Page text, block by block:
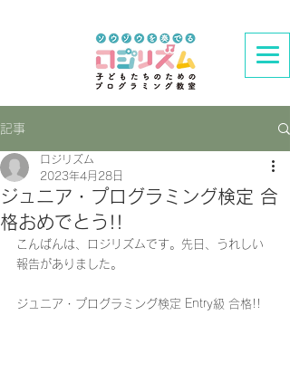
記事
ジュニア・プログラミング検定 合
格おめでとう!!
ロジリズム
2023年4月28日
こんばんは、ロジリズムです。先日、うれしい
報告がありました。
ジュニア・プログラミング検定 Entry級 合格!!